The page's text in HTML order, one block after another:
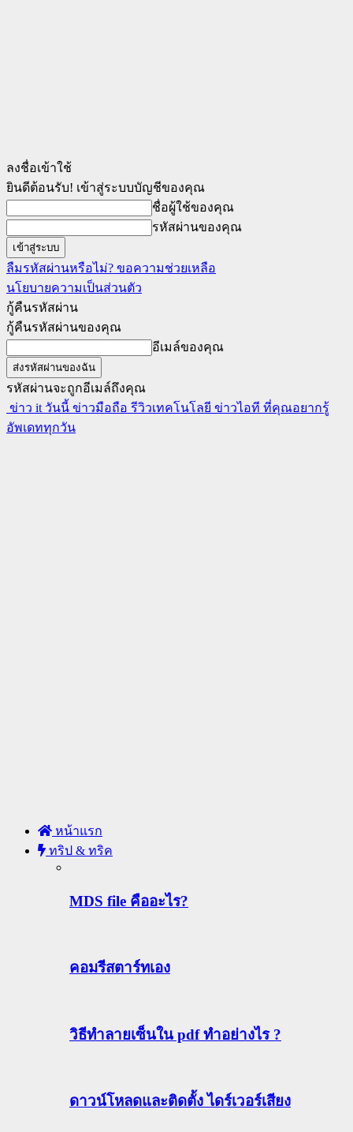
ลงชื่อเข้าใช้
ยินดีต้อนรับ! เข้าสู่ระบบบัญชีของคุณ
ชื่อผู้ใช้ของคุณ
รหัสผ่านของคุณ
ลืมรหัสผ่านหรือไม่? ขอความช่วยเหลือ
นโยบายความเป็นส่วนตัว
กู้คืนรหัสผ่าน
กู้คืนรหัสผ่านของคุณ
อีเมล์ของคุณ
รหัสผ่านจะถูกอีเมล์ถึงคุณ
ข่าว it วันนี้ ข่าวมือถือ รีวิวเทคโนโลยี ข่าวไอที ที่คุณอยากรู้
อัพเดททุกวัน
หน้าแรก
ทริป & ทริค
MDS file คืออะไร?
คอมรีสตาร์ทเอง
วิธีทําลายเซ็นใน pdf ทำอย่างไร ?
ดาวน์โหลดและติดตั้ง ไดร์เวอร์เสียง